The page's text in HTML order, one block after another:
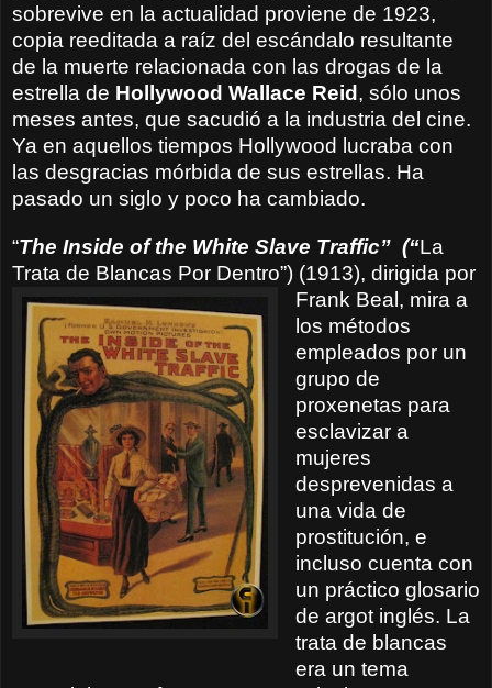
sobrevive en la actualidad proviene de 1923,
copia reeditada a raíz del escándalo resultante
de la muerte relacionada con las drogas de la
estrella de Hollywood Wallace Reid, sólo unos
meses antes, que sacudió a la industria del cine.
Ya en aquellos tiempos Hollywood lucraba con
las desgracias mórbida de sus estrellas. Ha
pasado un siglo y poco ha cambiado.
“The Inside of the White Slave Traffic” (“La
Trata de Blancas Por Dentro”) (1913), dirigida por
Frank Beal, mira a
los métodos
empleados por un
grupo de
proxenetas para
esclavizar a
mujeres
desprevenidas a
una vida de
prostitución, e
incluso cuenta con
un práctico glosario
de argot inglés. La
trata de blancas
era un tema